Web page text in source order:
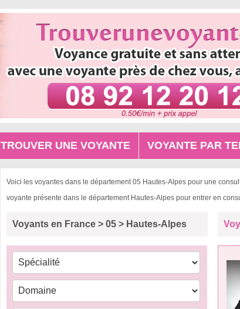
TROUVER UNE VOYANTE VOYANTE PAR
Voici les voyantes dans le département 05 Hautes-Alpes pour une
voyante présente dans le département Hautes-Alpes pour entrer en
Voyants en France > 05 > Hautes-Alpes